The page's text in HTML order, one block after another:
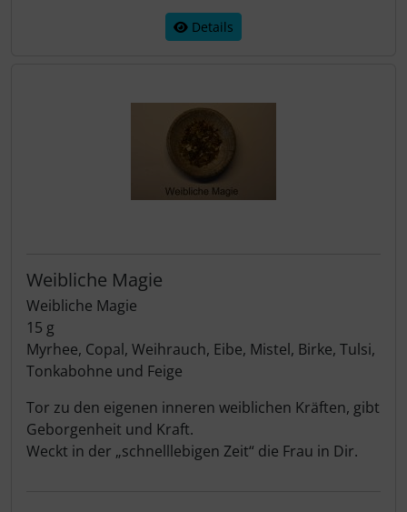
Details
Weibliche Magie
Weibliche Magie
15 g
Myrhee, Copal, Weihrauch, Eibe, Mistel, Birke, Tulsi,
Tonkabohne und Feige
Tor zu den eigenen inneren weiblichen Kräften, gibt
Geborgenheit und Kraft.
Weckt in der „schnelllebigen Zeit“ die Frau in Dir.